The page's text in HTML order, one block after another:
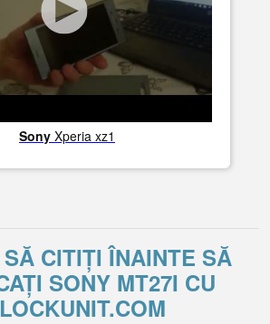
Sony Xperia xz1
CITIȚI ÎNAINTE SĂ
SONY MT27I CU